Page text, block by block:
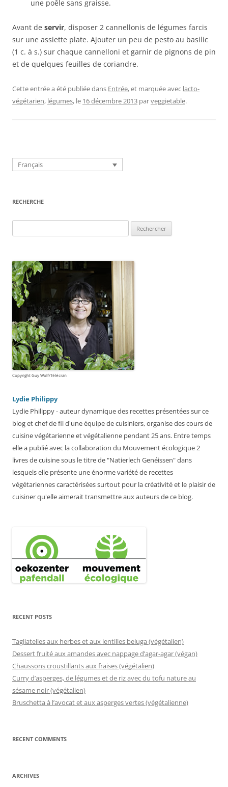
une poêle sans graisse.
Avant de servir, disposer 2 cannellonis de légumes farcis
sur une assiette plate. Ajouter un peu de pesto au basilic
(1 c. à s.) sur chaque cannelloni et garnir de pignons de pin
et de quelques feuilles de coriandre.
Cette entrée a été publiée dans Entrée, et marquée avec lacto-
végétarien, légumes, le 16 décembre 2013 parveggietable.
Français
RECHERCHE
Copyright Guy Wolf/Télécran
Lydie Philippy
Lydie Philippy - auteur dynamique des recettes présentées sur ce
blog et chef de fil d'une équipe de cuisiniers, organise des cours de
cuisine végétarienne et végétalienne pendant 25 ans. Entre temps
elle a publié avec la collaboration du Mouvement écologique 2
livres de cuisine sous le titre de "Natierlech Genéissen" dans
lesquels elle présente une énorme variété de recettes
végétariennes caractérisées surtout pour la créativité et le plaisir de
cuisiner qu'elle aimerait transmettre aux auteurs de ce blog.
RECENT POSTS
Tagliatelles aux herbes et aux lentilles beluga (végétalien)
Dessert fruité aux amandes avec nappage d’agar-agar (végan)
Chaussons croustillants aux fraises (végétalien)
Curry d’asperges, de légumes et de riz avec du tofu nature au
sésame noir (végétalien)
Bruschetta à l’avocat et aux asperges vertes (végétalienne)
RECENT COMMENTS
ARCHIVES